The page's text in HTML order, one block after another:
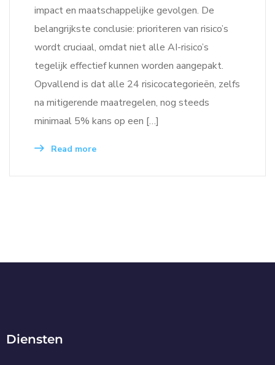
impact en maatschappelijke gevolgen. De
belangrijkste conclusie: prioriteren van risico’s
wordt cruciaal, omdat niet alle AI-risico’s
tegelijk effectief kunnen worden aangepakt.
Opvallend is dat alle 24 risicocategorieën, zelfs
na mitigerende maatregelen, nog steeds
minimaal 5% kans op een […]
Read more
Diensten